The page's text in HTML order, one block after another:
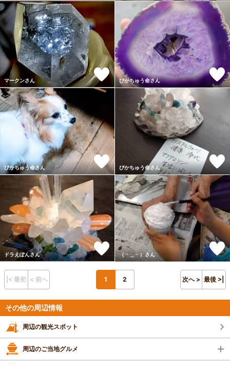
マークンさん ぴかちゅう命さん
ぴかちゅう命さん ぴかちゅう命さん
ドラえぽんさん （・＿・）さん
|< 最初 < 前へ 1 2 次へ > 最後 >|
その他の周辺情報
周辺の観光スポット
周辺のご当地グルメ